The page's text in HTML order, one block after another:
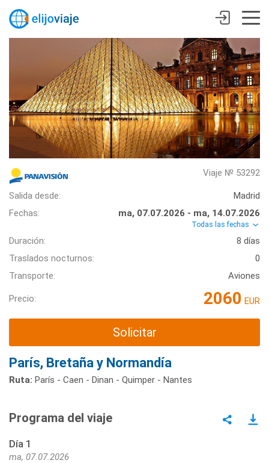
Viaje № 53292
Salida desde:
Madrid
Fechas:
ma, 07.07.2026 - ma, 14.07.2026
Todas las fechas
Duración:
8 días
Traslados nocturnos:
0
Transporte:
Aviones
Precio: 2060 EUR
Solicitar
París, Bretaña y Normandía
Ruta: París - Caen - Dinan - Quimper - Nantes
Programa del viaje
Día 1
ma, 07.07.2026